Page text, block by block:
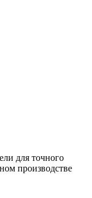
для точного
производстве